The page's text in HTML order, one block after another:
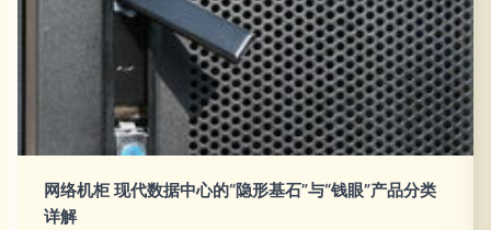
网络机柜 现代数据中心的“隐形基石”与“钱眼”产品分类
详解